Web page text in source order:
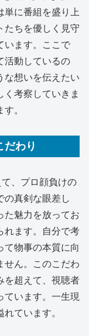
単に番組を盛り上
たちを優しく見守
います。ここで
活動しているの
な想いを伝えたい
考察していきま
。
だわり
、プロ顔負けの
の真剣な眼差し
た魅力を放ってお
れます。自分で考
て物事の本質に向
せん。このこだわ
を超えて、視聴者
ています。一生現
ています。